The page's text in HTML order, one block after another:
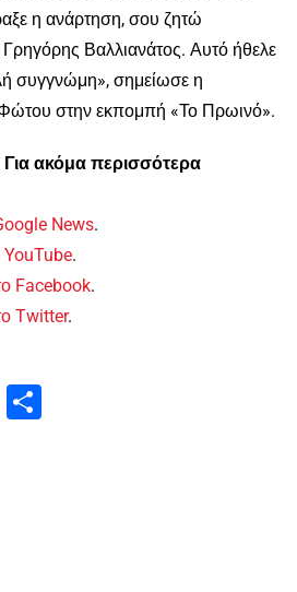
η ανάρτηση, σου ζητώ
Βαλλιανάτος. Αυτό ήθελε
συγγνώμη», σημείωσε η
στην εκπομπή «Το Πρωινό».
ακόμα περισσότερα
News.
.
Facebook.
Twitter.
LinkedIn